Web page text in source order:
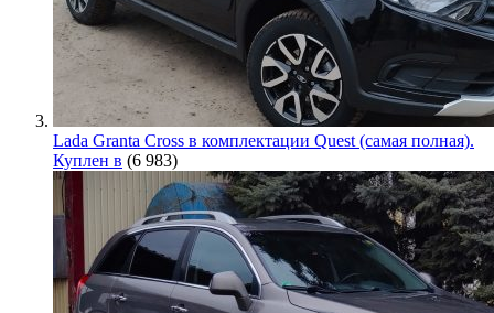
Lada Granta Cross в комплектации Quest (самая полная).
Куплен в (6 983)